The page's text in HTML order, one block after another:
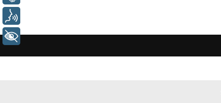
+ Acessibilidade